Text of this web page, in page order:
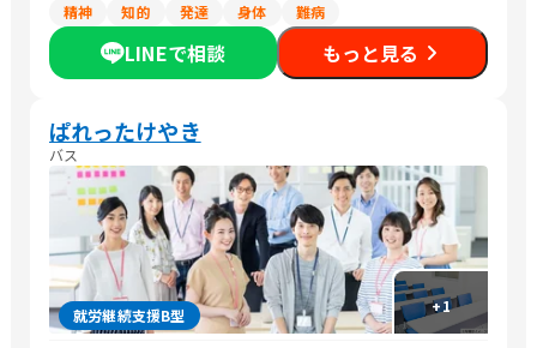
精神
知的 発達 身体 難病
LINEで相談 もっと見る
ぱれったけやき
バス
+1
就労継続支援B型